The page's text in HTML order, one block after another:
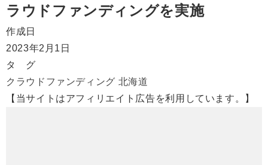
ラウドファンディングを実施
作成日
2023年2月1日
タ グ
クラウドファンディング 北海道
【当サイトはアフィリエイト広告を利用しています。】